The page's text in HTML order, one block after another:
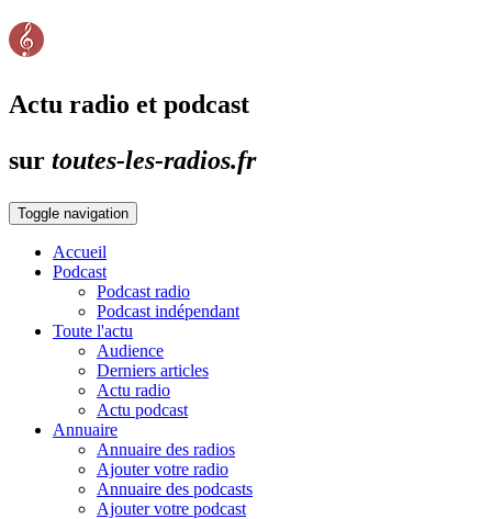
Actu radio et podcast
sur toutes-les-radios.fr
Toggle navigation
Accueil
Podcast
Podcast radio
Podcast indépendant
Toute l'actu
Audience
Derniers articles
Actu radio
Actu podcast
Annuaire
Annuaire des radios
Ajouter votre radio
Annuaire des podcasts
Ajouter votre podcast